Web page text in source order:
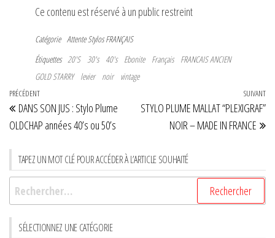
Ce contenu est réservé à un public restreint
Catégorie AttenteStylos FRANÇAIS
Étiquettes 20'S 30's 40's Ebonite Français
FRANCAIS ANCIEN
GOLD STARRY
levier noir vintage
Navigation
de
l’article
Article
précédent
PRÉCÉDENT
DANS SON JUS : Stylo Plume
OLDCHAP années 40’s ou 50’s
SUIVANT
STYLO PLUME MALLAT “PLEXIGRAF”
NOIR – MADE IN FRANCE
TAPEZ UN MOT CLÉ POUR ACCÉDER À L’ARTICLE SOUHAITÉ
Rechercher :
SÉLECTIONNEZ UNE CATÉGORIE